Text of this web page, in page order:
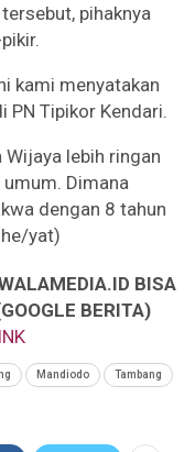
pihaknya
kami menyatakan
PN Tipikor Kendari.
lebih ringan
Dimana
dengan 8 tahun
yat)
BISA
BERITA)
Mandiodo Tambang